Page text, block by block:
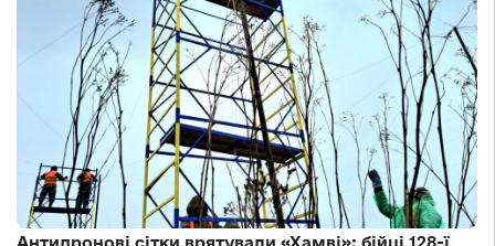
Антидронові сітки врятували «Хамві»: бійці 128-ї